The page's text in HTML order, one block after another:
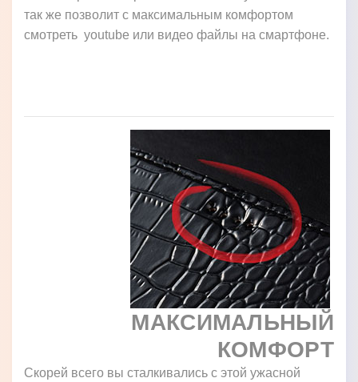
так же позволит с максимальным комфортом
смотреть youtube или видео файлы на смартфоне.
МАКСИМАЛЬНЫЙ
КОМФОРТ
Скорей всего вы сталкивались с этой ужасной